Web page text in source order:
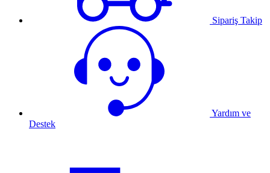
Sipariş Takip
Yardım ve
Destek